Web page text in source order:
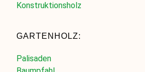
Konstruktionsholz
GARTENHOLZ:
Palisaden